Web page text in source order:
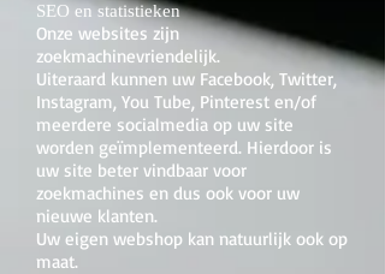
SEO en statistieken
Onze websites zijn
zoekmachinevriendelijk.
Uiteraard kunnen uw Facebook, Twitter,
Instagram, You Tube, Pinterest en/of
meerdere socialmedia op uw site
worden geïmplementeerd. Hierdoor is
uw site beter vindbaar voor
zoekmachines en dus ook voor uw
nieuwe klanten.
Uw eigen webshop kan natuurlijk ook op
maat.